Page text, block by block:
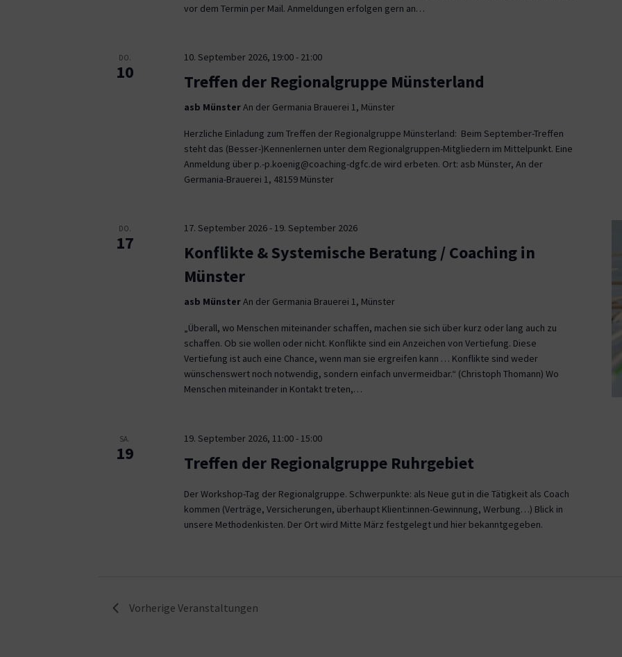
vor dem Termin per Mail. Anmeldungen erfolgen gern an…
DO.
10
10. September 2026, 19:00- 21:00
Treffen der Regionalgruppe Münsterland
asb MünsterAn der Germania Brauerei 1, Münster
Herzliche Einladung zum Treffen der Regionalgruppe Münsterland: Beim September-Treffen
steht das (Besser-)Kennenlernen unter dem Regionalgruppen-Mitgliedern im Mittelpunkt. Eine
Anmeldung über p.-p.koenig@coaching-dgfc.de wird erbeten. Ort: asb Münster, An der
Germania-Brauerei 1, 48159 Münster
DO.
17
17. September 2026- 19. September 2026
Konflikte & Systemische Beratung / Coaching in
Münster
asb MünsterAn der Germania Brauerei 1, Münster
„Überall, wo Menschen miteinander schaffen, machen sie sich über kurz oder lang auch zu
schaffen. Ob sie wollen oder nicht. Konflikte sind ein Anzeichen von Vertiefung. Diese
Vertiefung ist auch eine Chance, wenn man sie ergreifen kann … Konflikte sind weder
wünschenswert noch notwendig, sondern einfach unvermeidbar.“ (Christoph Thomann) Wo
Menschen miteinander in Kontakt treten,…
SA.
19
19. September 2026, 11:00- 15:00
Treffen der Regionalgruppe Ruhrgebiet
Der Workshop-Tag der Regionalgruppe. Schwerpunkte: als Neue gut in die Tätigkeit als Coach
kommen (Verträge, Versicherungen, überhaupt Klient:innen-Gewinnung, Werbung…) Blick in
unsere Methodenkisten. Der Ort wird Mitte März festgelegt und hier bekanntgegeben.
Vorherige Veranstaltungen